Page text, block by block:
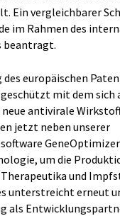
Ein vergleichbarer
im Rahmen des
beantragt.
europäischen
mit dem sich
antivirale
jetzt neben unserer
um die
und
unterstreicht erneut
als